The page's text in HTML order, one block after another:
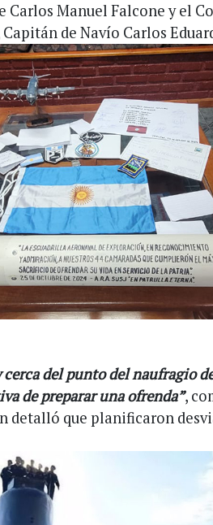
Manuel Falcone y el
Capitán de Navío Carlos
cerca del punto del naufragio
de preparar una ofrenda”,
detalló que planificaron